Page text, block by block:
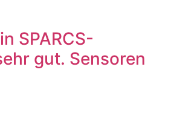
SPARCS-
gut. Sensoren